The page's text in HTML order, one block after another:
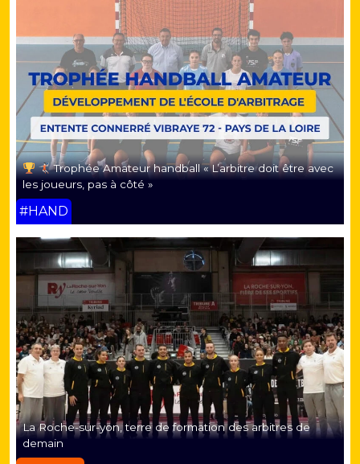
Trophée Amateur handball « L’arbitre doit être avec
les joueurs, pas à côté »
#HAND
La Roche-sur-yon, terre de formation des arbitres de
demain